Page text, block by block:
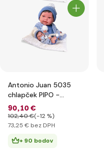
Antonio Juan 5035
chlapček PIPO -
realistická bábika -
bábätko 42 cm
90,10 €
102,40 €(-12 %)
73,25 € bez DPH
+ 90 bodov